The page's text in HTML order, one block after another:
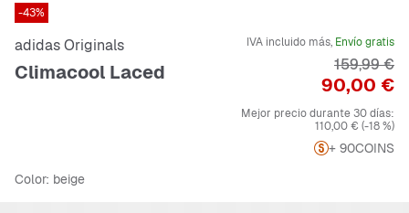
-43%
adidas Originals
Climacool Laced
IVA incluido más, Envío gratis
Precio
90,00 €
Precio
159,99 €
Mejor precio durante 30 días:
110,00 € (-18 %)
+ 90COINS
Color: beige